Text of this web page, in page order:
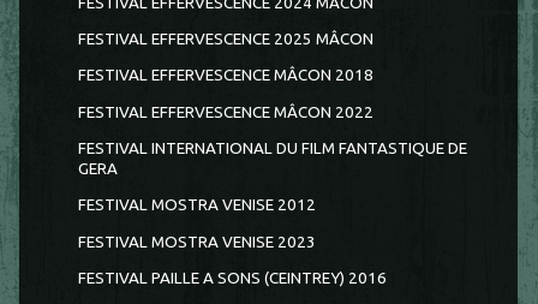
FESTIVAL EFFERVESCENCE 2025 MÂCON
FESTIVAL EFFERVESCENCE MÂCON 2018
FESTIVAL EFFERVESCENCE MÂCON 2022
FESTIVAL INTERNATIONAL DU FILM FANTASTIQUE DE
GERA
FESTIVAL MOSTRA VENISE 2012
FESTIVAL MOSTRA VENISE 2023
FESTIVAL PAILLE A SONS (CEINTREY) 2016